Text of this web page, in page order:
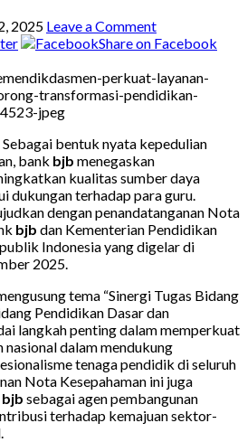
2025 Leave a Comment
Share on Facebook
Sebagai bentuk nyata kepedulian
bank bjb menegaskan
kualitas sumber daya
dukungan terhadap para guru.
dengan penandatanganan Nota
bjb dan Kementerian Pendidikan
Indonesia yang digelar di
2025.
tema “Sinergi Tugas Bidang
Pendidikan Dasar dan
langkah penting dalam memperkuat
nasional dalam mendukung
tenaga pendidik di seluruh
Nota Kesepahaman ini juga
bjb sebagai agen pembangunan
terhadap kemajuan sektor-